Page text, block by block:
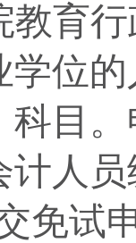
教育
学位
科目
计人
免试